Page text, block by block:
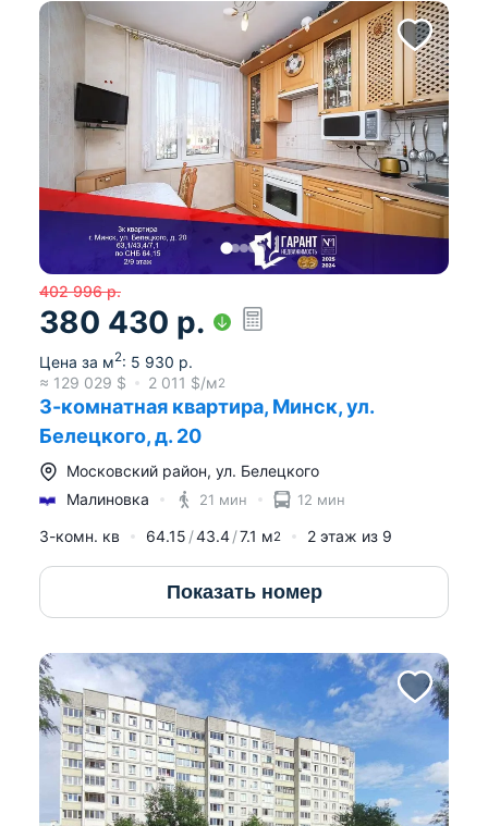
402 996 р.
380 430 р.
Цена за м2: 5 930 р.
≈ 129 029 $ 2 011 $/м2
3-комнатная квартира, Минск, ул.
Белецкого, д. 20
Московский район, ул. Белецкого
Малиновка
21 мин 12 мин
3-комн. кв 64.15 43.4 7.1 м2 2 этаж из 9
Показать номер